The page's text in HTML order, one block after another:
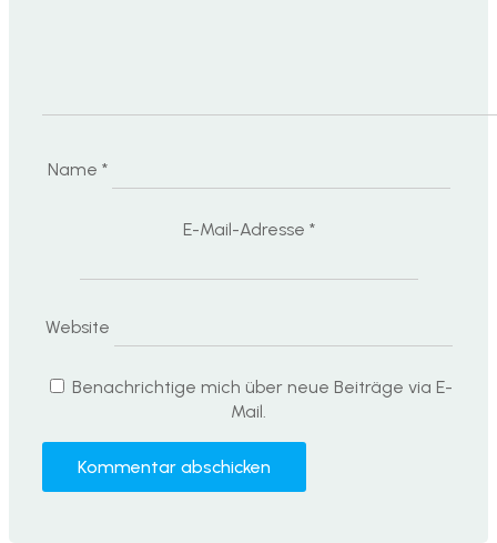
Name *
E-Mail-Adresse *
Website
Benachrichtige mich über neue Beiträge via E-
Mail.